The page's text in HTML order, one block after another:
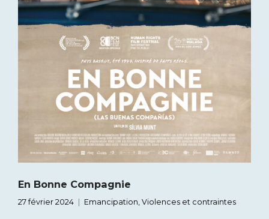
En Bonne Compagnie
27 février 2024 Emancipation, Violences et contraintes